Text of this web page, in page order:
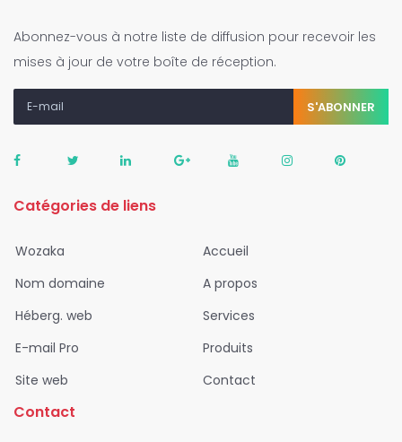
Abonnez-vous à notre liste de diffusion pour recevoir les
mises à jour de votre boîte de réception.
S'ABONNER
Catégories de liens
Wozaka
Accueil
Nom domaine
A propos
Héberg. web
Services
E-mail Pro
Produits
Site web
Contact
Contact